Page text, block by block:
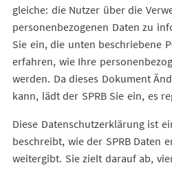
gleiche: die Nutzer über die
personenbezogenen Daten zu
Sie ein, die unten beschriebene
erfahren, wie Ihre
werden. Da dieses Dokument
kann, lädt der SPRB Sie ein, es
Diese Datenschutzerklärung ist
beschreibt, wie der SPRB Daten
weitergibt. Sie zielt darauf ab,